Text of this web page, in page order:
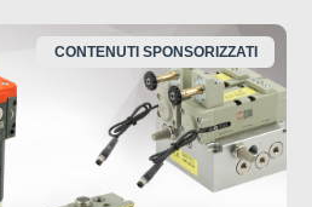
CONTENUTI SPONSORIZZATI